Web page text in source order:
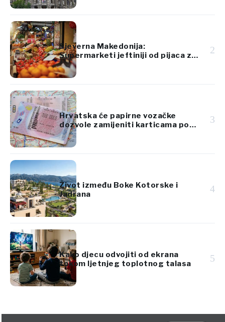
Sjeverna Makedonija:
Supermarketi jeftiniji od pijaca za
voće i povrće
2
Hrvatska će papirne vozačke
dozvole zamijeniti karticama po
standardima EU
3
Život između Boke Kotorske i
Jadrana
4
Kako djecu odvojiti od ekrana
tokom ljetnjeg toplotnog talasa
5